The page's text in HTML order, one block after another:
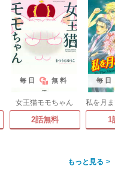
毎日 無料
女王猫モモちゃん
2話無料
毎日
1
>